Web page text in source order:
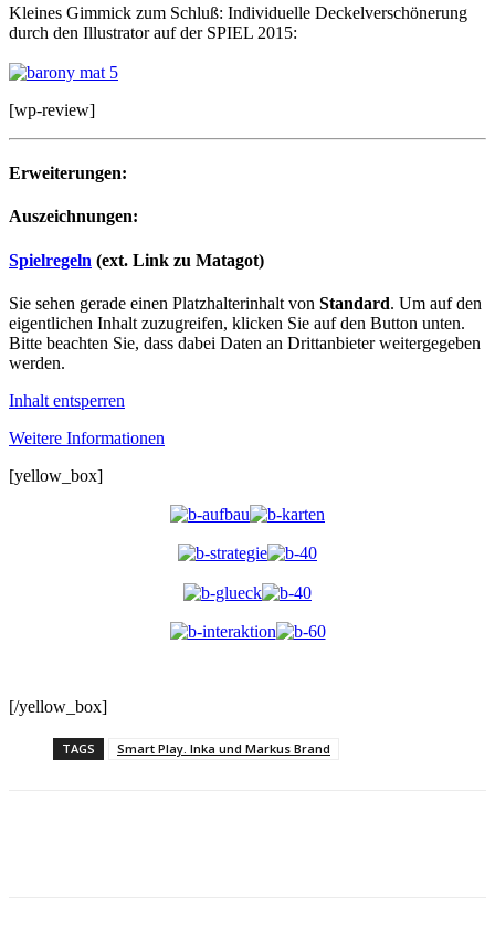
Kleines Gimmick zum Schluß: Individuelle Deckelverschönerung
durch den Illustrator auf der SPIEL 2015:
[wp-review]
Erweiterungen:
Auszeichnungen:
Spielregeln (ext. Link zu Matagot)
Sie sehen gerade einen Platzhalterinhalt von Standard. Um auf den
eigentlichen Inhalt zuzugreifen, klicken Sie auf den Button unten.
Bitte beachten Sie, dass dabei Daten an Drittanbieter weitergegeben
werden.
Inhalt entsperren
Weitere Informationen
[yellow_box]
[/yellow_box]
TAGS Smart Play. Inka und Markus Brand